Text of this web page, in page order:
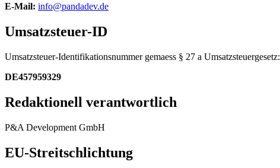
E-Mail: info@pandadev.de
Umsatzsteuer-ID
Umsatzsteuer-Identifikationsnummer gemaess § 27 a Umsatzsteuergesetz:
DE457959329
Redaktionell verantwortlich
P&A Development GmbH
EU-Streitschlichtung